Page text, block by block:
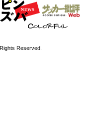
Reserved.